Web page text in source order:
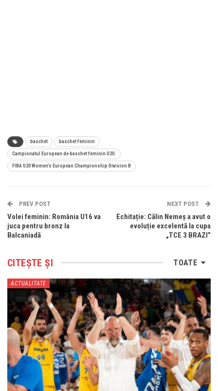
baschet baschet feminin
Campionatul European de baschet feminin U20.
FIBA U20 Women’s European Championship Division B
PREV POST
Volei feminin: România U16 va
juca pentru bronz la
Balcaniadă
NEXT POST
Echitație: Călin Nemeș a avut o
evoluție excelentă la cupa
„TCE 3 BRAZI”
TOATE
CITEȘTE ȘI
ACTUALITATE